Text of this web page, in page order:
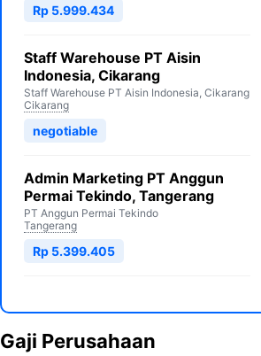
Rp 5.999.434
Staff Warehouse PT Aisin
Indonesia, Cikarang
Staff Warehouse PT Aisin Indonesia, Cikarang
Cikarang
negotiable
Admin Marketing PT Anggun
Permai Tekindo, Tangerang
PT Anggun Permai Tekindo
Tangerang
Rp 5.399.405
Gaji Perusahaan